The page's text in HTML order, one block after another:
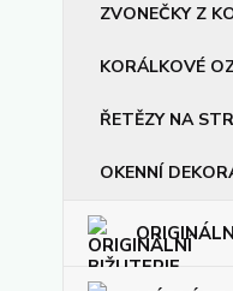
ZVONEČKY Z
KORÁLKOVÉ
ŘETĚZY NA
OKENNÍ